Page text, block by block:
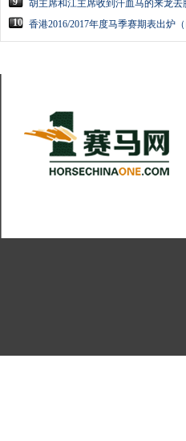
胡主席和江主席收到汗血马的来龙去
10 香港2016/2017年度马季赛期表出炉